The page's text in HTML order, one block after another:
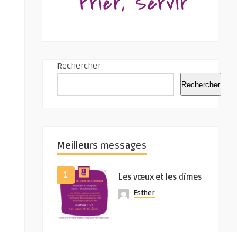
Rechercher
Rechercher
Meilleurs messages
1 Les vœux et les dîmes
Esther